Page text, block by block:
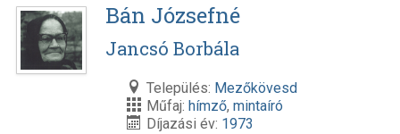
Bán Józsefné
Jancsó Borbála
Település: Mezőkövesd
Műfaj: hímző, mintaíró
Díjazási év: 1973